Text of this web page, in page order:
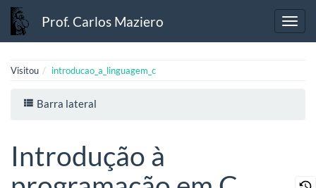
Prof. Carlos Maziero
Visitou introducao_a_linguagem_c
Barra lateral
Introdução à